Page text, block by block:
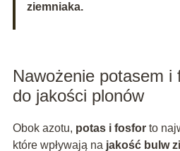
ziemniaka.
Nawożenie potasem i
do jakości plonów
Obok azotu, potas i fosforto
które wpływają na jakość bulw